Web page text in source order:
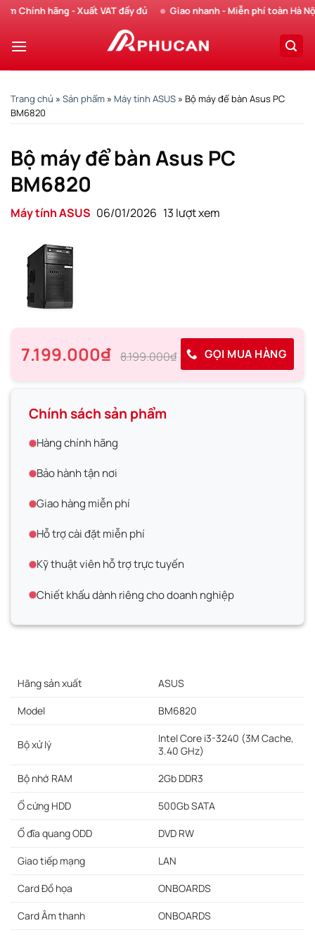
Chuyển
nội
hãng - Xuất VAT đầy đủ Giao nhanh - Miễn phí toàn Hà Nội
Trang chủ » Sản phẩm » Máy tính ASUS » Bộ máy để bàn Asus PC
BM6820
Bộ máy để bàn Asus PC
BM6820
Máy tính ASUS 06/01/2026 13 lượt xem
7.199.000₫ 8.199.000₫ GỌI MUA HÀNG
Chính sách sản phẩm
Hàng chính hãng
Bảo hành tận nơi
Giao hàng miễn phí
Hỗ trợ cài đặt miễn phí
Kỹ thuật viên hỗ trợ trực tuyến
Chiết khấu dành riêng cho doanh nghiệp
Hãng sản xuất ASUS
Model BM6820
Bộ xử lý
Intel Core i3-3240 (3M Cache,
3.40 GHz)
Bộ nhớ RAM 2Gb DDR3
Ổ cứng HDD 500Gb SATA
Ổ đĩa quang ODD DVD RW
Giao tiếp mạng LAN
Card Đồ họa ONBOARDS
Card Âm thanh ONBOARDS